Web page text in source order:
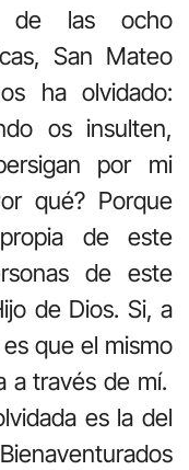
de las ocho
San Mateo
ha olvidado:
os insulten,
por mi
qué? Porque
de este
de este
de Dios. Si, a
que el mismo
a través de mí.
es la del